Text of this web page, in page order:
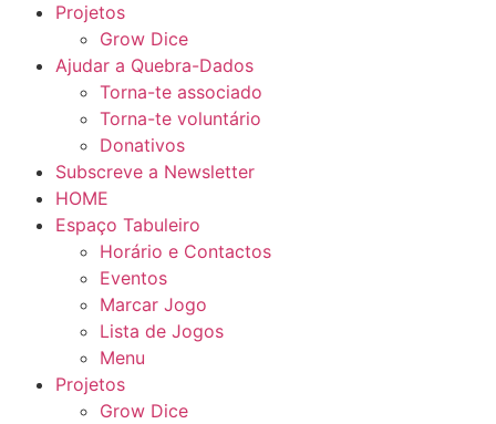
Projetos
Grow Dice
Ajudar a Quebra-Dados
Torna-te associado
Torna-te voluntário
Donativos
Subscreve a Newsletter
HOME
Espaço Tabuleiro
Horário e Contactos
Eventos
Marcar Jogo
Lista de Jogos
Menu
Projetos
Grow Dice